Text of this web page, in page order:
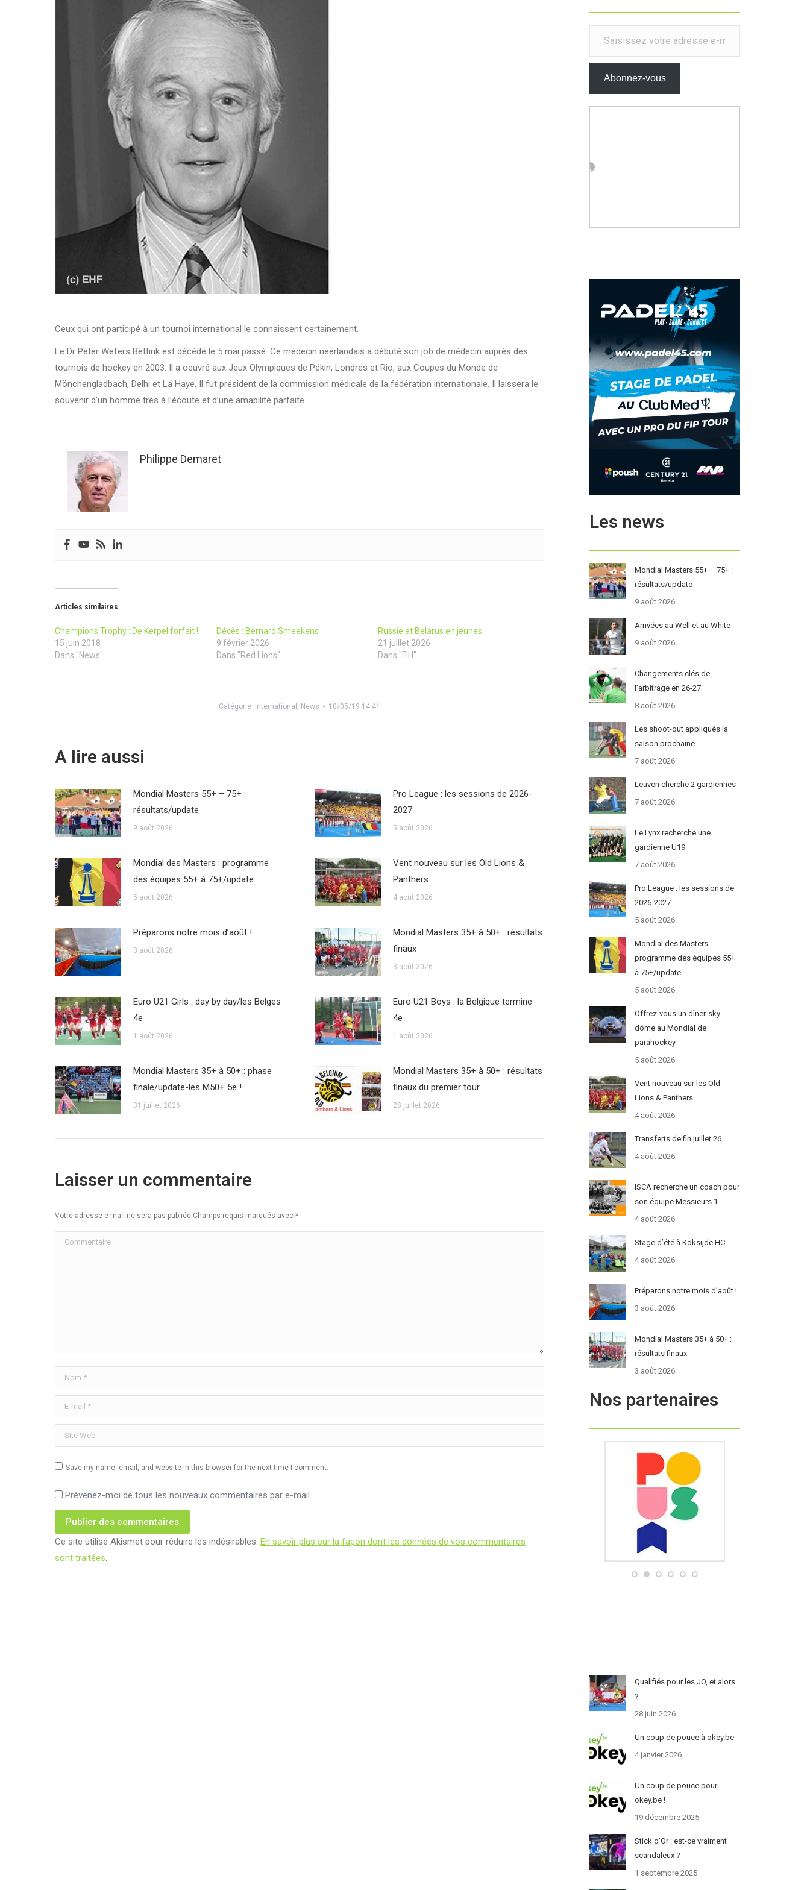
Ceux qui ont participé à un tournoi international le connaissent certainement.
Le Dr Peter Wefers Bettink est décédé le 5 mai passé. Ce médecin néerlandais a débuté son job de médecin auprès des
tournois de hockey en 2003. Il a oeuvré aux Jeux Olympiques de Pékin, Londres et Rio, aux Coupes du Monde de
Mönchengladbach, Delhi et La Haye. Il fut président de la commission médicale de la fédération internationale. Il laissera le
souvenir d’un homme très à l’écoute et d’une amabilité parfaite.
Philippe Demaret
Articles similaires
Champions Trophy : De Kerpel forfait !
15 juin 2018
Dans "News"
Décès : Bernard Smeekens
9 février 2026
Dans "Red Lions"
Russie et Belarus en jeunes
21 juillet 2026
Dans "FIH"
Catégorie International , News 10/05/19 14:41
A lire aussi
Mondial Masters 55+ – 75+ :
résultats/update
9 août 2026
Pro League : les sessions de 2026-
2027
5 août 2026
Mondial des Masters : programme
des équipes 55+ à 75+/update
5 août 2026
Vent nouveau sur les Old Lions &
Panthers
4 août 2026
Préparons notre mois d’août !
3 août 2026
Mondial Masters 35+ à 50+ : résultats
finaux
3 août 2026
Euro U21 Girls : day by day/les Belges
4e
1 août 2026
Euro U21 Boys : la Belgique termine
4e
1 août 2026
Mondial Masters 35+ à 50+ : phase
finale/update-les M50+ 5e !
31 juillet 2026
Mondial Masters 35+ à 50+ : résultats
finaux du premier tour
28 juillet 2026
Laisser un commentaire
Votre adresse e-mail ne sera pas publiée Champs requis marqués avec *
Commentaire
Nom *
E-mail *
Site Web
Save my name, email, and website in this browser for the next time I comment.
Prévenez-moi de tous les nouveaux commentaires par e-mail.
Publier des commentaires
Ce site utilise Akismet pour réduire les indésirables. En savoir plus sur la façon dont les données de vos commentaires
sont traitées.
Saisissez votre adresse e-mail…
Abonnez-vous
Les news
Mondial Masters 55+ – 75+ :
résultats/update
9 août 2026
Arrivées au Well et au White
9 août 2026
Changements clés de
l’arbitrage en 26-27
8 août 2026
Les shoot-out appliqués la
saison prochaine
7 août 2026
Leuven cherche 2 gardiennes
7 août 2026
Le Lynx recherche une
gardienne U19
7 août 2026
Pro League : les sessions de
2026-2027
5 août 2026
Mondial des Masters :
programme des équipes 55+
à 75+/update
5 août 2026
Offrez-vous un dîner-sky-
dôme au Mondial de
parahockey
5 août 2026
Vent nouveau sur les Old
Lions & Panthers
4 août 2026
Transferts de fin juillet 26
4 août 2026
ISCA recherche un coach pour
son équipe Messieurs 1
4 août 2026
Stage d’été à Koksijde HC
4 août 2026
Préparons notre mois d’août !
3 août 2026
Mondial Masters 35+ à 50+ :
résultats finaux
3 août 2026
Nos partenaires
Qualifiés pour les JO, et alors
?
28 juin 2026
Un coup de pouce à okey.be
4 janvier 2026
Un coup de pouce pour
okey.be !
19 décembre 2025
Stick d’Or : est-ce vraiment
scandaleux ?
1 septembre 2025